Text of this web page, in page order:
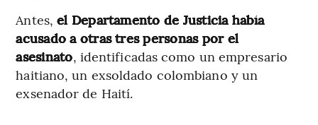
Antes,el Departamento de Justicia había
acusado a otras tres personas por el
asesinato, identificadas como un empresario
haitiano, un exsoldado colombiano y un
exsenador de Haití.